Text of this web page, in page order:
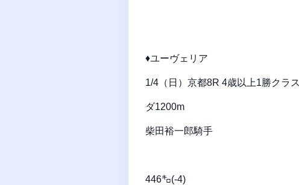
♦ユーヴェリア
1/4（日）京都8R 4歳以上1勝クラ
ダ1200m
柴田裕一郎騎手
446㌔(-4)